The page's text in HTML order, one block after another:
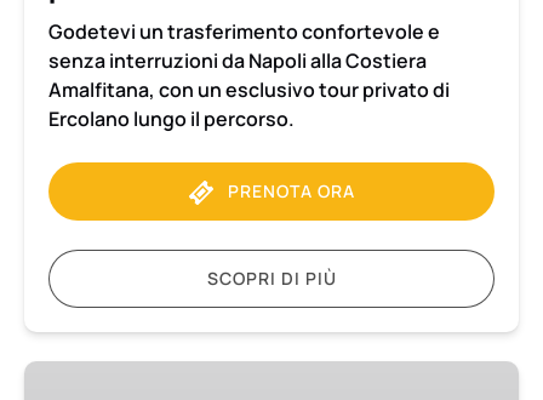
Godetevi un trasferimento confortevole e
senza interruzioni da Napoli alla Costiera
Amalfitana, con un esclusivo tour privato di
Ercolano lungo il percorso.
PRENOTA ORA
SCOPRI DI PIÙ
Trasferimento